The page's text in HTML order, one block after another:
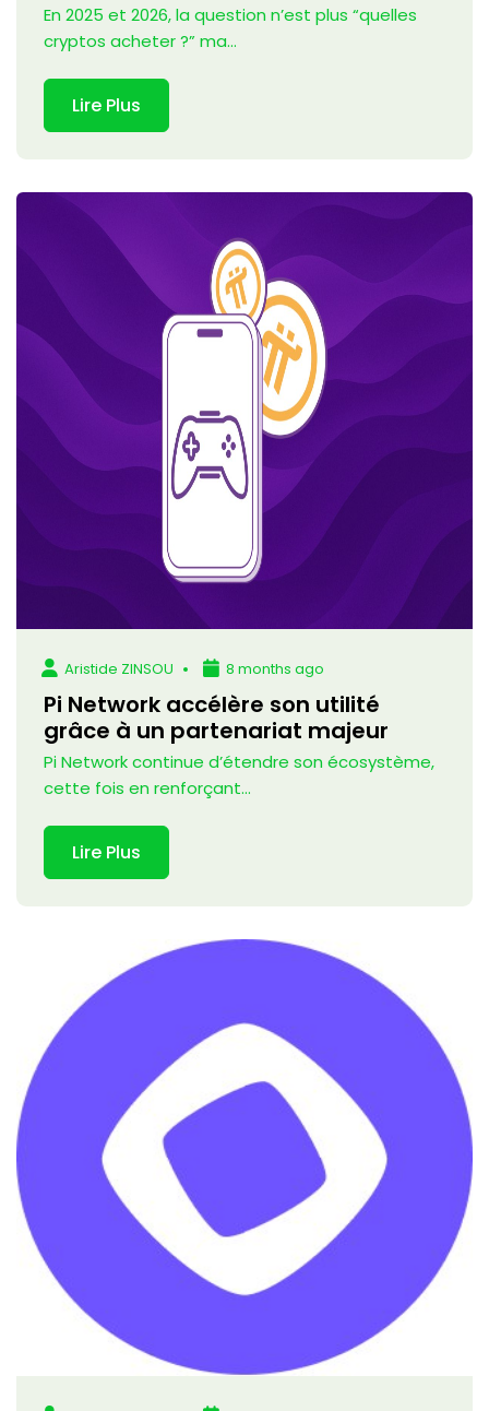
En 2025 et 2026, la question n’est plus “quelles
cryptos acheter ?” ma...
Lire Plus
Aristide ZINSOU 8 months ago
Pi Network accélère son utilité
grâce à un partenariat majeur
Pi Network continue d’étendre son écosystème,
cette fois en renforçant...
Lire Plus